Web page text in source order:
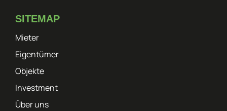
SITEMAP
Mieter
Eigentümer
Objekte
Investment
Über uns